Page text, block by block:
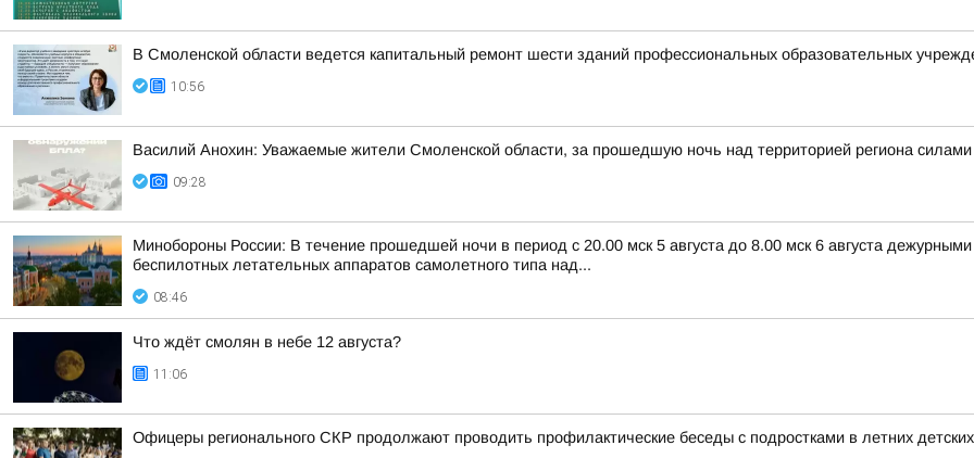
В Смоленской области ведется капитальный ремонт шести зданий профессиональных образовательных
10:56
Василий Анохин: Уважаемые жители Смоленской области, за прошедшую ночь над территорией региона
09:28
Минобороны России: В течение прошедшей ночи в период с 20.00 мск 5 августа до 8.00 мск 6 августа
беспилотных летательных аппаратов самолетного типа над...
08:46
Что ждёт смолян в небе 12 августа?
11:06
Офицеры регионального СКР продолжают проводить профилактические беседы с подростками в летних